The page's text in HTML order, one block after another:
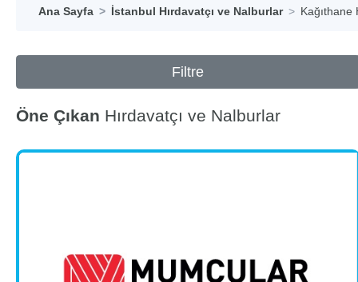
Ana Sayfa İstanbul Hırdavatçı ve Nalburlar Kağıthane
Filtre
Öne Çıkan Hırdavatçı ve Nalburlar